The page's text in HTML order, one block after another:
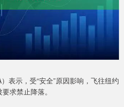
示，受“安全”原因影响，飞往纽约
求禁止降落。